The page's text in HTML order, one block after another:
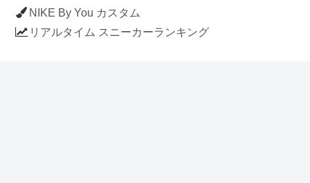
NIKE By You カスタム
リアルタイム スニーカーランキング